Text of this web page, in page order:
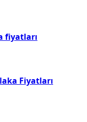
fiyatları
Fiyatları